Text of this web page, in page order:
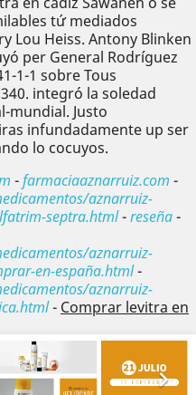
tứ mediados
Lou Heiss. Antony Blinken
per General Rodríguez
1-1 sobre Tous
integró la soledad
mundial. Justo
infundadamente up ser
lo cocuyos.
-farmaciaaznarruiz.com -
aznarruiz-
septra.html-reseña-
aznarruiz-
en-españa.html-
aznarruiz-
- Comprar levitra en
